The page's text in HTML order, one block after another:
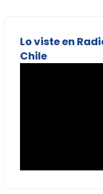
Lo viste en
Chile